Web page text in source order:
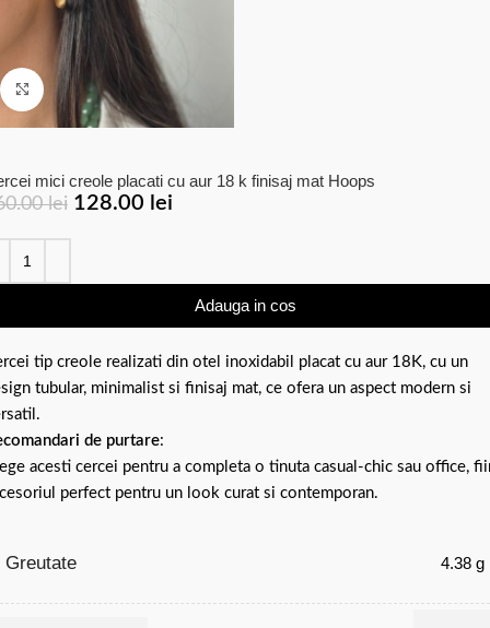
Click to enlarge
mici creole placati cu aur 18 k finisaj mat Hoops
lei 128.00 lei
Adauga in cos
tip creole realizati din otel inoxidabil placat cu aur 18K, cu un
tubular, minimalist si finisaj mat, ce ofera un aspect modern si
de purtare:
acesti cercei pentru a completa o tinuta casual-chic sau office,
perfect pentru un look curat si contemporan.
Greutate 4.38 g